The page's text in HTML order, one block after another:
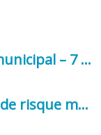
Compte rendu conseil municipal – 7 avril 2026
Abaissement au niveau de risque modéré de l’Influenza aviaire